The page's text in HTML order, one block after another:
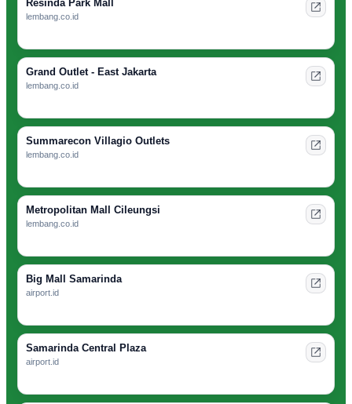
Resinda Park Mall
lembang.co.id
Grand Outlet - East Jakarta
lembang.co.id
Summarecon Villagio Outlets
lembang.co.id
Metropolitan Mall Cileungsi
lembang.co.id
Big Mall Samarinda
airport.id
Samarinda Central Plaza
airport.id